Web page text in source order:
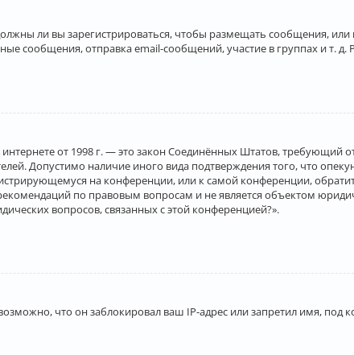
ли вы зарегистрироваться, чтобы размещать сообщения, или
отправка email-сообщений, участие в группах и т. д.
от 1998 г. — это закон Соединённых Штатов, требующий
Допустимо наличие иного вида подтверждения того, что
на конференции, или к самой конференции,
по правовым вопросам и не является объектом
вопросов, связанных с этой конференцией?».
что он заблокировал ваш IP-адрес или запретил имя, под